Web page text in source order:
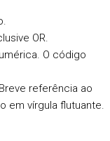
OR.
O código
referência ao
em vírgula flutuante.